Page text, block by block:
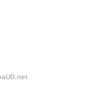
.net